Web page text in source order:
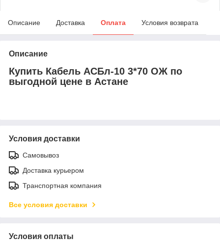
Описание Доставка Оплата Условия возврата
Описание
Купить Кабель АСБл-10 3*70 ОЖ по
выгодной цене в Астане
Условия доставки
Самовывоз
Доставка курьером
Транспортная компания
Все условия доставки
Условия оплаты